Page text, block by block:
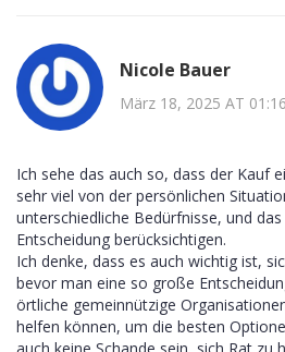
Nicole Bauer
März 18, 2025 AT 01:16
Ich sehe das auch so, dass der Kauf
sehr viel von der persönlichen
unterschiedliche Bedürfnisse, und
Entscheidung berücksichtigen.
Ich denke, dass es auch wichtig ist,
bevor man eine so große
örtliche gemeinnützige
helfen können, um die besten